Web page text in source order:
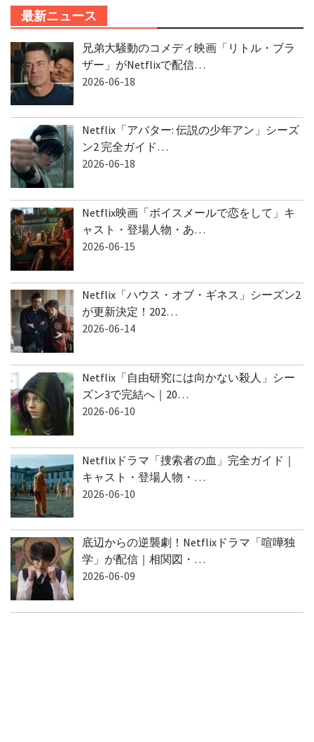
最新ニュース
兄弟大騒動のコメディ映画「リトル・ブラ
ザー」がNetflixで配信…
2026-06-18
Netflix「アバター: 伝説の少年アン」シーズ
ン2 完全ガイド…
2026-06-18
Netflix映画「ボイスメールで恋をして」キ
ャスト・登場人物・あ…
2026-06-15
Netflix「ハウス・オブ・ギネス」シーズン2
が更新決定！202…
2026-06-14
Netflix「自由研究には向かない殺人」シー
ズン3で完結へ｜20…
2026-06-10
Netflixドラマ「捜索者の血」完全ガイド｜
キャスト・登場人物・…
2026-06-10
底辺からの逆襲劇！Netflixドラマ「喧嘩独
学」が配信｜相関図・…
2026-06-09